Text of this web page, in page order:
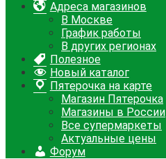
Адреса магазинов
В Москве
График работы
В других регионах
Полезное
Новый каталог
Пятерочка на карте
Магазин Пятерочка
Магазины в России
Все супермаркеты
Актуальные цены
Форум